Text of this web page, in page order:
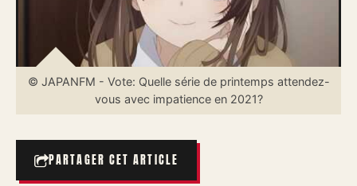
© JAPANFM - Vote: Quelle série de printemps attendez-
vous avec impatience en 2021?
PARTAGER CET ARTICLE